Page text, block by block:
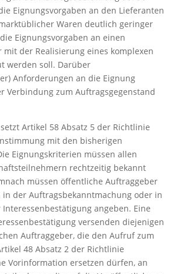
Eignungsvorgaben an den Lieferanten
Waren deutlich geringer
Eignungsvorgaben an einen
der Realisierung eines komplexen
werden soll. Darüber
Anforderungen an die Eignung
Verbindung zum Auftragsgegenstand
Artikel 58 Absatz 5 der Richtlinie
mit den bisherigen
Eignungskriterien müssen allen
rechtzeitig bekannt
müssen öffentliche Auftraggeber
der Auftragsbekanntmachung oder in
angeben. Eine
versenden diejenigen
Auftraggeber, die den Aufruf zum
48 Absatz 2 der Richtlinie
Vorinformation ersetzen dürfen, an